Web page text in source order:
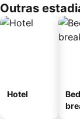
Outras
Hotel